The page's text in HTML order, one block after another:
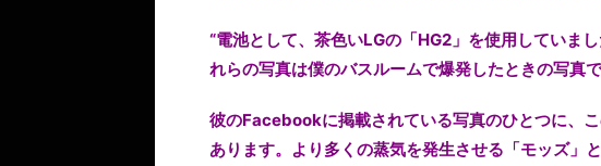
“電池として、茶色いLGの「HG2」を使用していま
れらの写真は僕のバスルームで爆発したときの写真
彼のFacebookに掲載されている写真のひとつに、
あります。より多くの蒸気を発生させる「モッズ」